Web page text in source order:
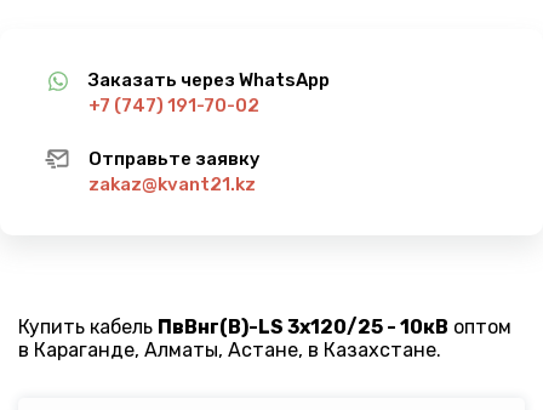
Заказать через WhatsApp
+7 (747) 191-70-02
Отправьте заявку
zakaz@kvant21.kz
Купить кабель ПвВнг(B)-LS 3х120/25 - 10кВ оптом
в Караганде, Алматы, Астане, в Казахстане.